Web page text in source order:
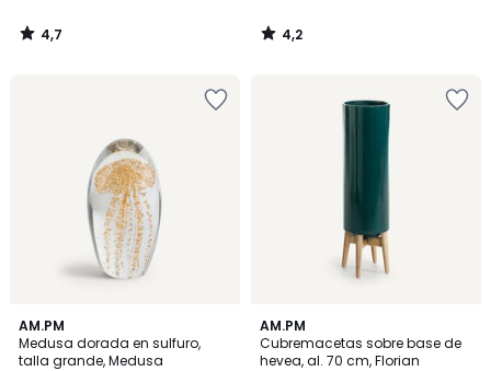
4,7
/
4,2
/
AM.PM
Medusa dorada en sulfuro,
talla grande, Medusa
4,9
/ 5
AM.PM
Cubremacetas sobre base de
hevea, al. 70 cm, Florian
4,2
/ 5